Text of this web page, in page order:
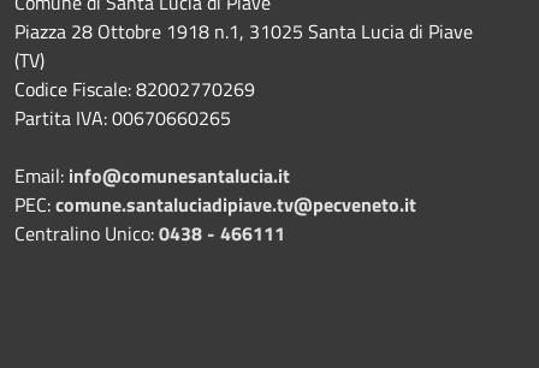
Piazza 28 Ottobre 1918 n.1, 31025 Santa Lucia di Piave
(TV)
Codice Fiscale: 82002770269
Partita IVA: 00670660265
Email: info@comunesantalucia.it
PEC:comune.santaluciadipiave.tv@pecveneto.it
Centralino Unico:0438 - 466111